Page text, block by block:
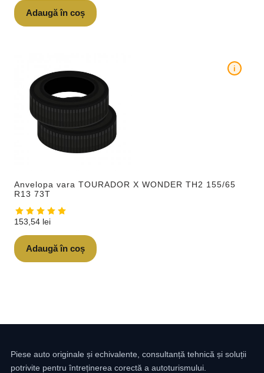
Adaugă în coș
Anvelopa vara TOURADOR X WONDER TH2 155/65
R13 73T
i
153,54 lei
Adaugă în coș
Piese auto originale și echivalente, consultanță tehnică și soluții
potrivite pentru întreținerea corectă a autoturismului.